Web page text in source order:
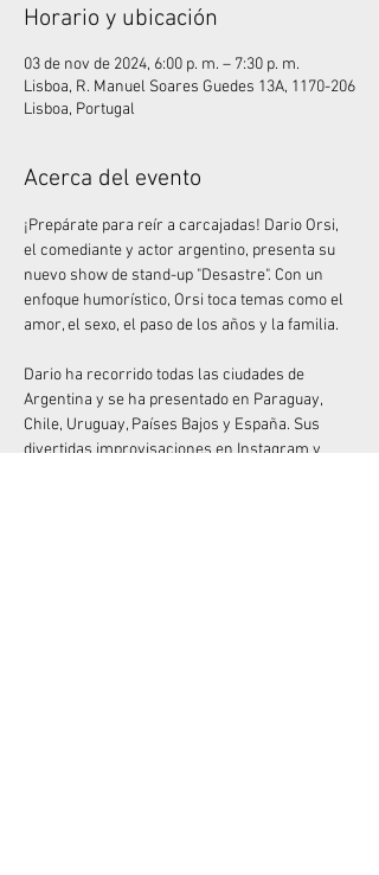
Horario y ubicación
03 de nov de 2024, 6:00 p. m. – 7:30 p. m.
Lisboa, R. Manuel Soares Guedes 13A, 1170-206
Lisboa, Portugal
Acerca del evento
¡Prepárate para reír a carcajadas! Dario Orsi,
el comediante y actor argentino, presenta su
nuevo show de stand-up "Desastre". Con un
enfoque humorístico, Orsi toca temas como el
amor, el sexo, el paso de los años y la familia.
Dario ha recorrido todas las ciudades de
Argentina y se ha presentado en Paraguay,
Chile, Uruguay, Países Bajos y España. Sus
divertidas improvisaciones en Instagram y